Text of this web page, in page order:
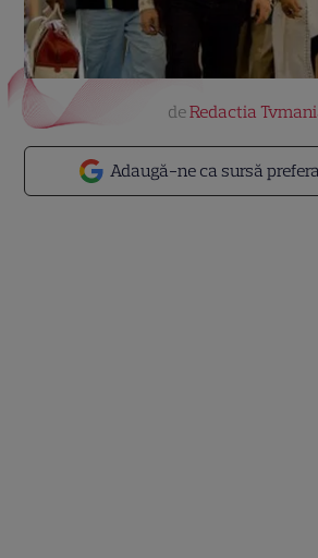
Adaugă-ne ca sursă
deRedactia